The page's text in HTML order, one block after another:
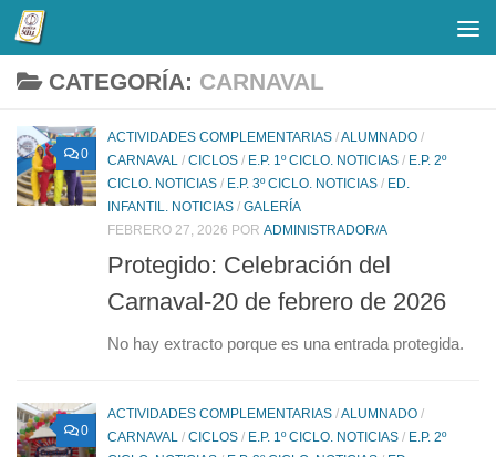
Saltar al contenido
CATEGORÍA: CARNAVAL
0
ACTIVIDADES COMPLEMENTARIAS /ALUMNADO /
CARNAVAL / CICLOS / E.P. 1º CICLO. NOTICIAS / E.P. 2º
CICLO. NOTICIAS / E.P. 3º CICLO. NOTICIAS / ED.
INFANTIL. NOTICIAS / GALERÍA
FEBRERO 27, 2026 POR ADMINISTRADOR/A
Protegido: Celebración del
Carnaval-20 de febrero de 2026
No hay extracto porque es una entrada protegida.
0
ACTIVIDADES COMPLEMENTARIAS /ALUMNADO /
CARNAVAL / CICLOS / E.P. 1º CICLO. NOTICIAS / E.P. 2º